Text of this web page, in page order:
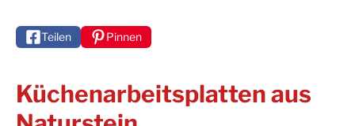
Teilen Pinnen
Küchenarbeitsplatten aus